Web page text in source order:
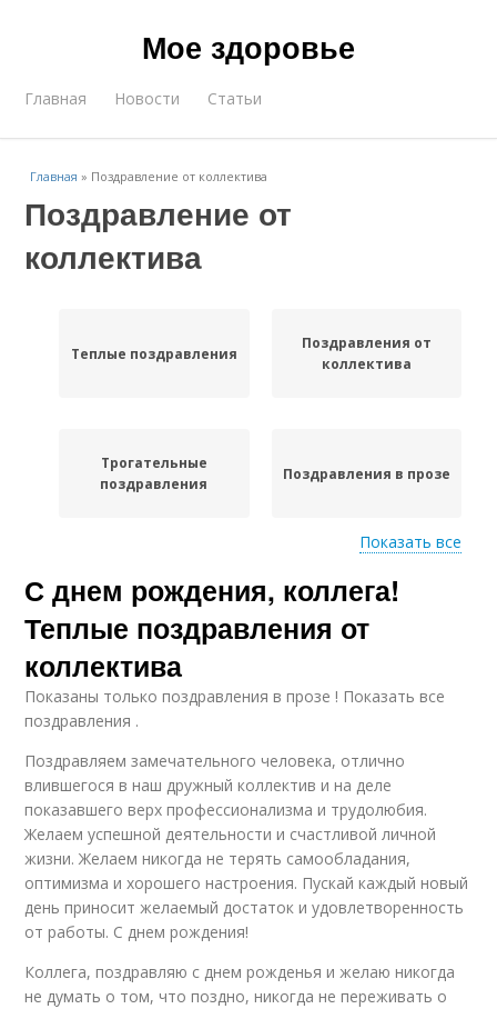
Мое здоровье
Главная Новости Статьи
Главная » Поздравление от коллектива
Поздравление от
коллектива
Теплые поздравления
Поздравления от
коллектива
Трогательные
поздравления
Поздравления в прозе
Пожелания в
поздравлении
Индивидуальные
поздравления
Показать все
С днем рождения, коллега!
Теплые поздравления от
коллектива
Показаны только поздравления в прозе ! Показать все
поздравления .
Поздравляем замечательного человека, отлично
влившегося в наш дружный коллектив и на деле
показавшего верх профессионализма и трудолюбия.
Желаем успешной деятельности и счастливой личной
жизни. Желаем никогда не терять самообладания,
оптимизма и хорошего настроения. Пускай каждый новый
день приносит желаемый достаток и удовлетворенность
от работы. С днем рождения!
Коллега, поздравляю с днем рожденья и желаю никогда
не думать о том, что поздно, никогда не переживать о